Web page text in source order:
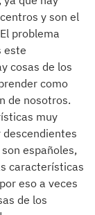
y son el
problema
este
cosas de los
como
de nosotros.
muy
españoles,
características
eso a veces
de los